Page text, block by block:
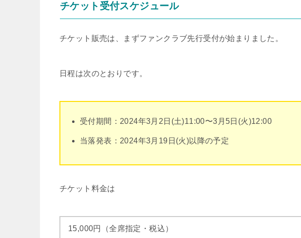
チケット受付スケジュール
チケット販売は、まずファンクラブ先行受付が始まりました。
日程は次のとおりです。
受付期間：2024年3月2日(土)11:00〜3月5日(火)12:00
当落発表：2024年3月19日(火)以降の予定
チケット料金は
15,000円（全席指定・税込）